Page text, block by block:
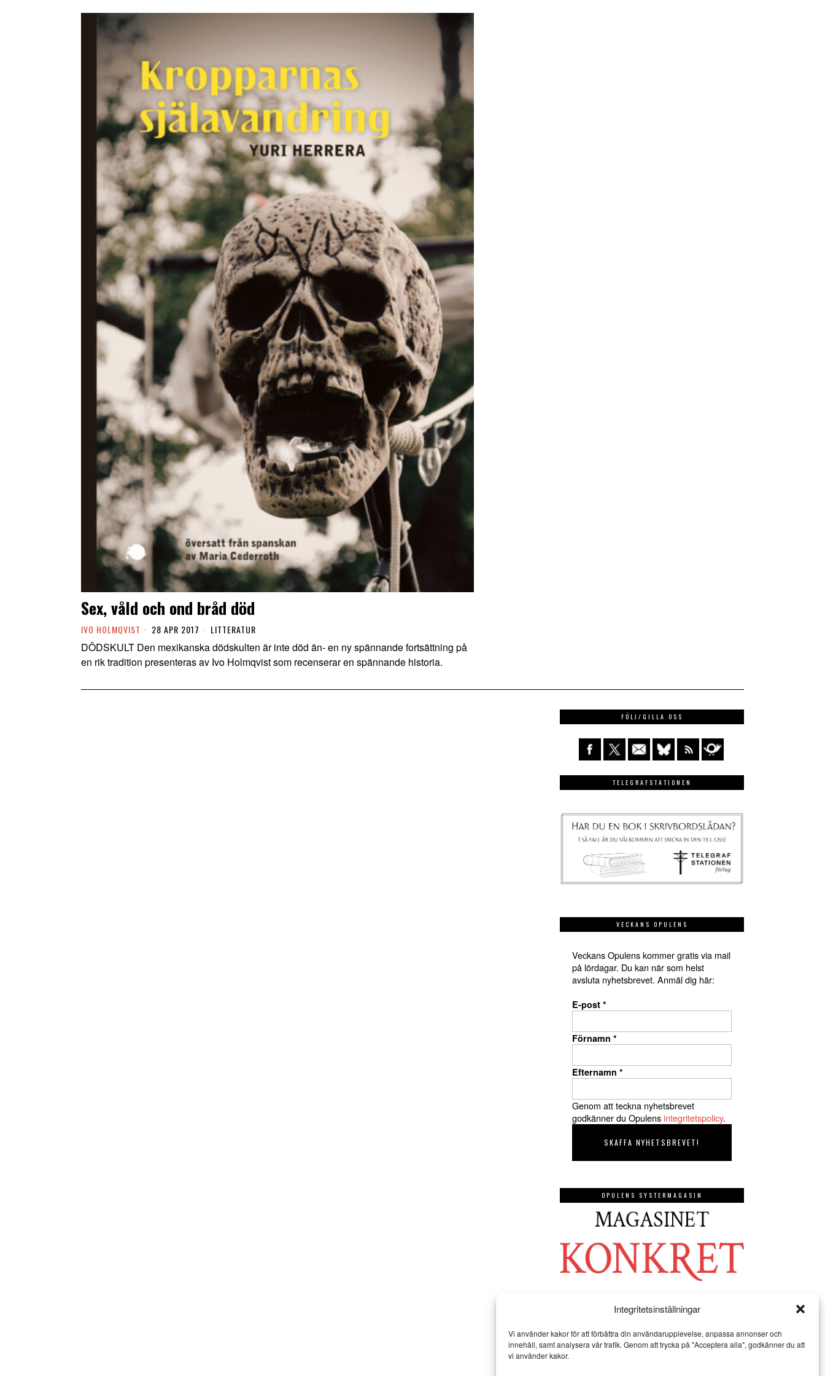
Integritetsinställningar
Vi använder kakor för att förbättra din användarupplevelse, anpassa annonser och
innehåll, samt analysera vår trafik. Genom att trycka på "Acceptera alla", godkänner du att
vi använder kakor.
Sex, våld och ond bråd död
IVO HOLMQVIST 28 APR 2017 LITTERATUR
DÖDSKULT Den mexikanska dödskulten är inte död än- en ny spännande fortsättning på
en rik tradition presenteras av Ivo Holmqvist som recenserar en spännande historia.
FÖLJ/GILLA OSS
TELEGRAFSTATIONEN
VECKANS OPULENS
Veckans Opulens kommer gratis via mail
på lördagar. Du kan när som helst
avsluta nyhetsbrevet. Anmäl dig här:
E-post *
Förnamn *
Efternamn *
Genom att teckna nyhetsbrevet
godkänner du Opulensintegritetspolicy.
OPULENS SYSTERMAGASIN